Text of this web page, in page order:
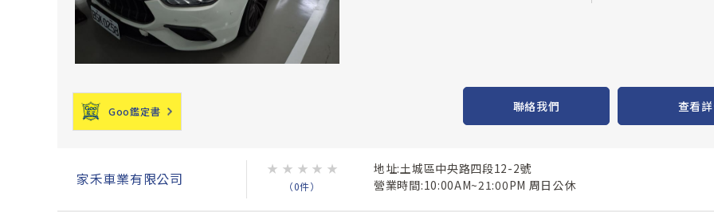
Goo鑑定書 聯絡我們 查看
家禾車業有限公司
★ ★ ★ ★ ★
（0件）
地址:土城區中央路四段12-2號
營業時間:10:00AM~21:00PM 周日公休